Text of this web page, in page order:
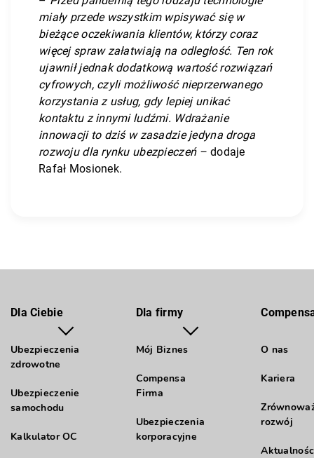
miały przede wszystkim wpisywać się w
bieżące oczekiwania klientów, którzy coraz
więcej spraw załatwiają na odległość. Ten rok
ujawnił jednak dodatkową wartość rozwiązań
cyfrowych, czyli możliwość nieprzerwanego
korzystania z usług, gdy lepiej unikać
kontaktu z innymi ludźmi. Wdrażanie
innowacji to dziś w zasadzie jedyna droga
rozwoju dla rynku ubezpieczeń – dodaje
Rafał Mosionek.
Dla Ciebie
Ubezpieczenia
zdrowotne
Ubezpieczenie
samochodu
Kalkulator OC
Dla firmy
Mój Biznes
Compensa
Firma
Ubezpieczenia
korporacyjne
O nas
Kariera
rozwój